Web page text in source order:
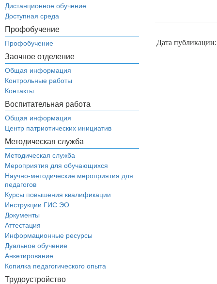
Дистанционное обучение
Доступная среда
Профобучение
Профобучение
Заочное отделение
Общая информация
Контрольные работы
Контакты
Воспитательная работа
Общая информация
Центр патриотических инициатив
Методическая служба
Методическая служба
Мероприятия для обучающихся
Научно-методические мероприятия для
педагогов
Курсы повышения квалификации
Инструкции ГИС ЭО
Документы
Аттестация
Информационные ресурсы
Дуальное обучение
Анкетирование
Копилка педагогического опыта
Трудоустройство
Дата